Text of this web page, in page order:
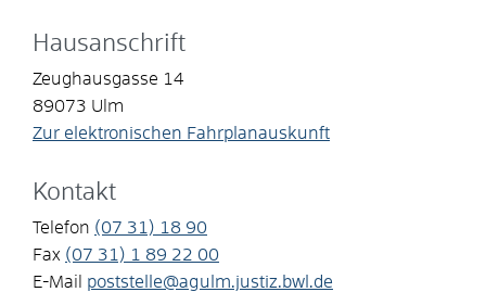
Hausanschrift
Zeughausgasse 14
89073 Ulm
Zur elektronischen Fahrplanauskunft
Kontakt
Telefon (07 31) 18 90
Fax (07 31) 1 89 22 00
E-Mail
poststelle@agulm.justiz.bwl.de